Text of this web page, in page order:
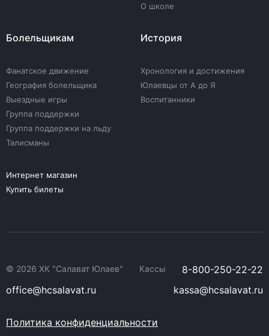
О школе
Болельщикам
Фанатское движение
География болельщика
Выездные игры
Группа поддержки
Группа поддержки на льду
Талисманы
История
Хронология и достижения
Юлаевцы от А до Я
Воспитанники
Интернет магазин
Купить билеты
© 2026 ХК "Салават Юлаев" Кассы
8-800-250-22-22
office@hcsalavat.ru
kassa@hcsalavat.ru
Политика конфиденциальности